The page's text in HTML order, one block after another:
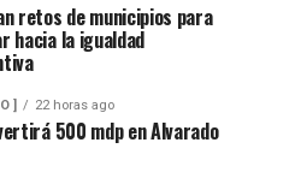
retos de municipios para
hacia la igualdad
] 22 horas ago
500 mdp en Alvarado